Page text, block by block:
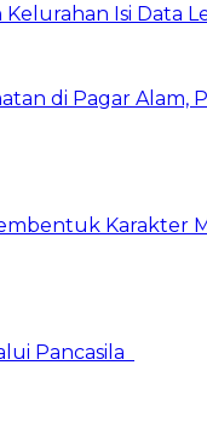
Isi Data
di Pagar Alam,
Karakter
Pancasila